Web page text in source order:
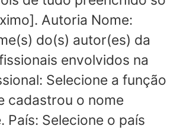
Autoria Nome:
do(s) autor(es) da
envolvidos na
Selecione a função
cadastrou o nome
País: Selecione o país